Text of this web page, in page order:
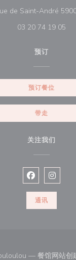
de Saint-André
03 20 74 19 05
预订
预订餐位
带走
关注我们
Facebook ((
通讯
— 餐馆网站创